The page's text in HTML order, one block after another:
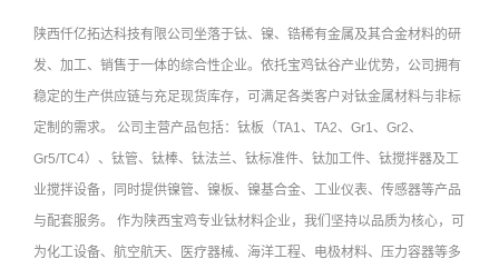
陕西仟亿拓达科技有限公司坐落于钛、镍、锆稀有金属及其合金材料的研
发、加工、销售于一体的综合性企业。依托宝鸡钛谷产业优势，公司拥有
稳定的生产供应链与充足现货库存，可满足各类客户对钛金属材料与非标
定制的需求。 公司主营产品包括：钛板（TA1、TA2、Gr1、Gr2、
Gr5/TC4）、钛管、钛棒、钛法兰、钛标准件、钛加工件、钛搅拌器及工
业搅拌设备，同时提供镍管、镍板、镍基合金、工业仪表、传感器等产品
与配套服务。 作为陕西宝鸡专业钛材料企业，我们坚持以品质为核心，可
为化工设备、航空航天、医疗器械、海洋工程、电极材料、压力容器等多